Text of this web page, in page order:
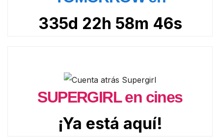
335d 22h 58m 45s
SUPERGIRL en cines
¡Ya está aquí!